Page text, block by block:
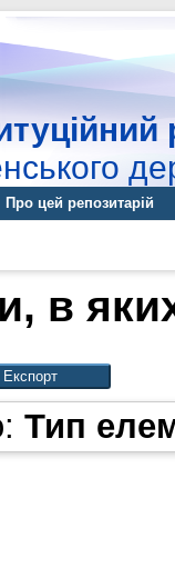
Про цей репозитарій
в
Тип